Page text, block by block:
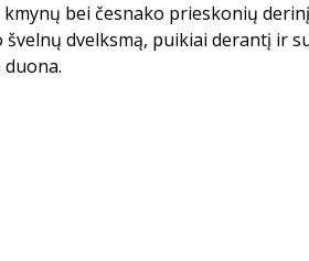
bei česnako prieskonių
dvelksmą, puikiai derantį ir